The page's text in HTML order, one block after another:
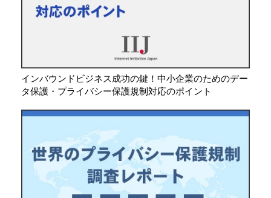
インバウンドビジネス成功の鍵！中小企業のためのデー
タ保護・プライバシー保護規制対応のポイント